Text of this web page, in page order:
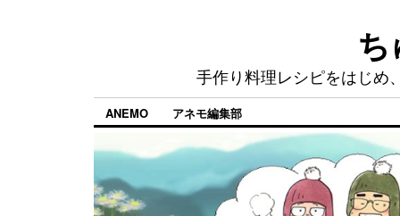
手作り料理レシピをはじめ
ANEMO アネモ編集部